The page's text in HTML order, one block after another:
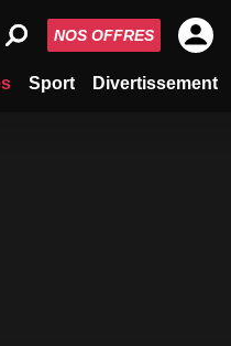
Sport Divertissement
NOS OFFRES